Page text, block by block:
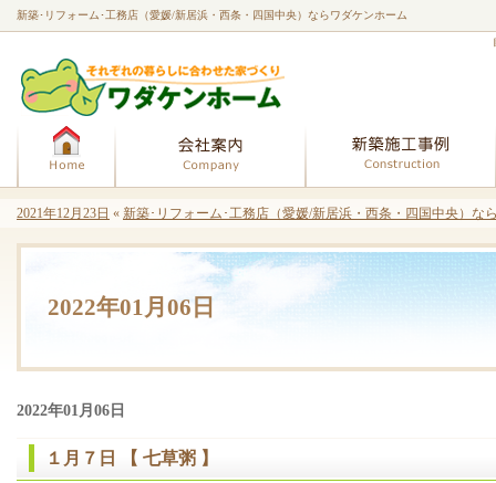
2022年01月06日
新築･リフォーム･工務店（愛媛/新居浜・西条・四国中央）ならワダケンホーム
2022年01月06日
１月７日 【 七草粥 】
2021年12月23日 « 新築･リフォーム･工務店（愛媛/新居浜・西条・四国中央）な